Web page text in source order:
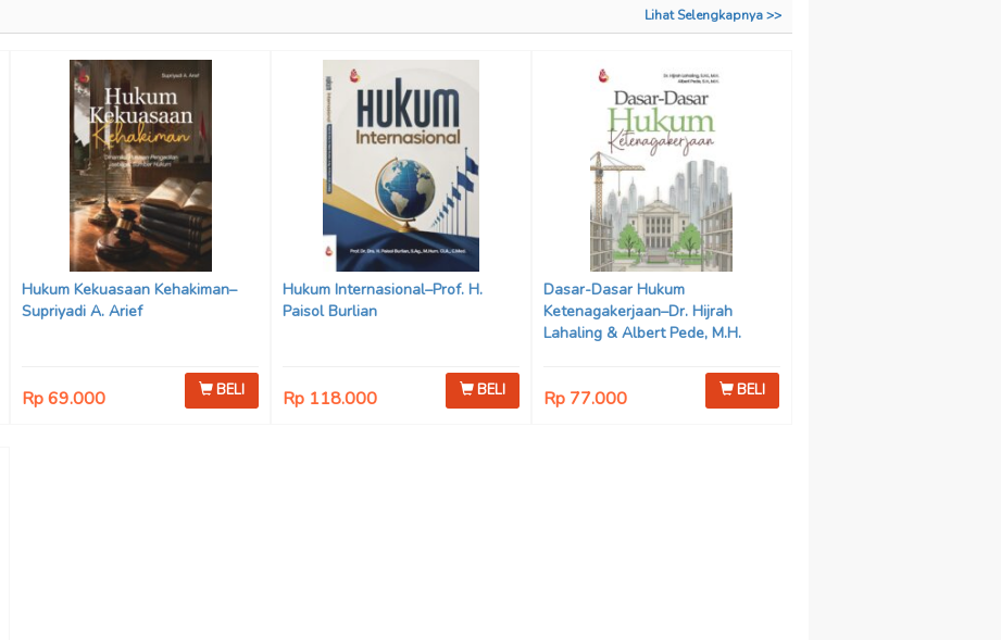
Lihat Selengkapnya >>
Hukum Kekuasaan Kehakiman–
Supriyadi A. Arief
Rp 69.000 BELI
Hukum Internasional–Prof. H.
Paisol Burlian
Rp 118.000 BELI
Dasar-Dasar Hukum
Ketenagakerjaan–Dr. Hijrah
Lahaling & Albert Pede, M.H.
Rp 77.000 BELI